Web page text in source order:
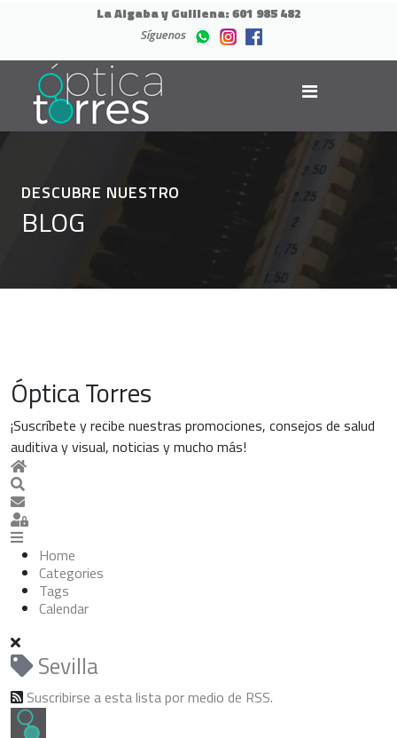
La Algaba y Guillena:601 985 482
Síguenos
DESCUBRE NUESTRO
BLOG
Óptica Torres
¡Suscríbete y recibe nuestras promociones, consejos de salud
auditiva y visual, noticias y mucho más!
Home
Search
Suscribirse a las actualizaciones
Sign In
Home
Categories
Tags
Calendar
Sevilla
Suscribirse a esta lista por medio de RSS.